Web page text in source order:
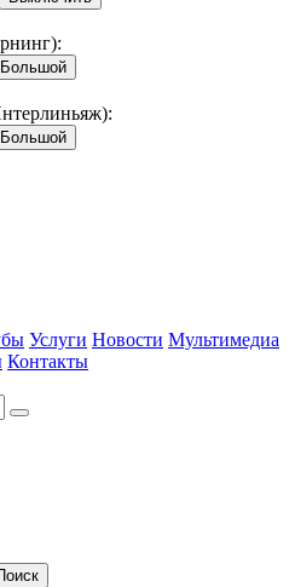
Большой
Большой
Услуги Новости Мультимедиа
Контакты